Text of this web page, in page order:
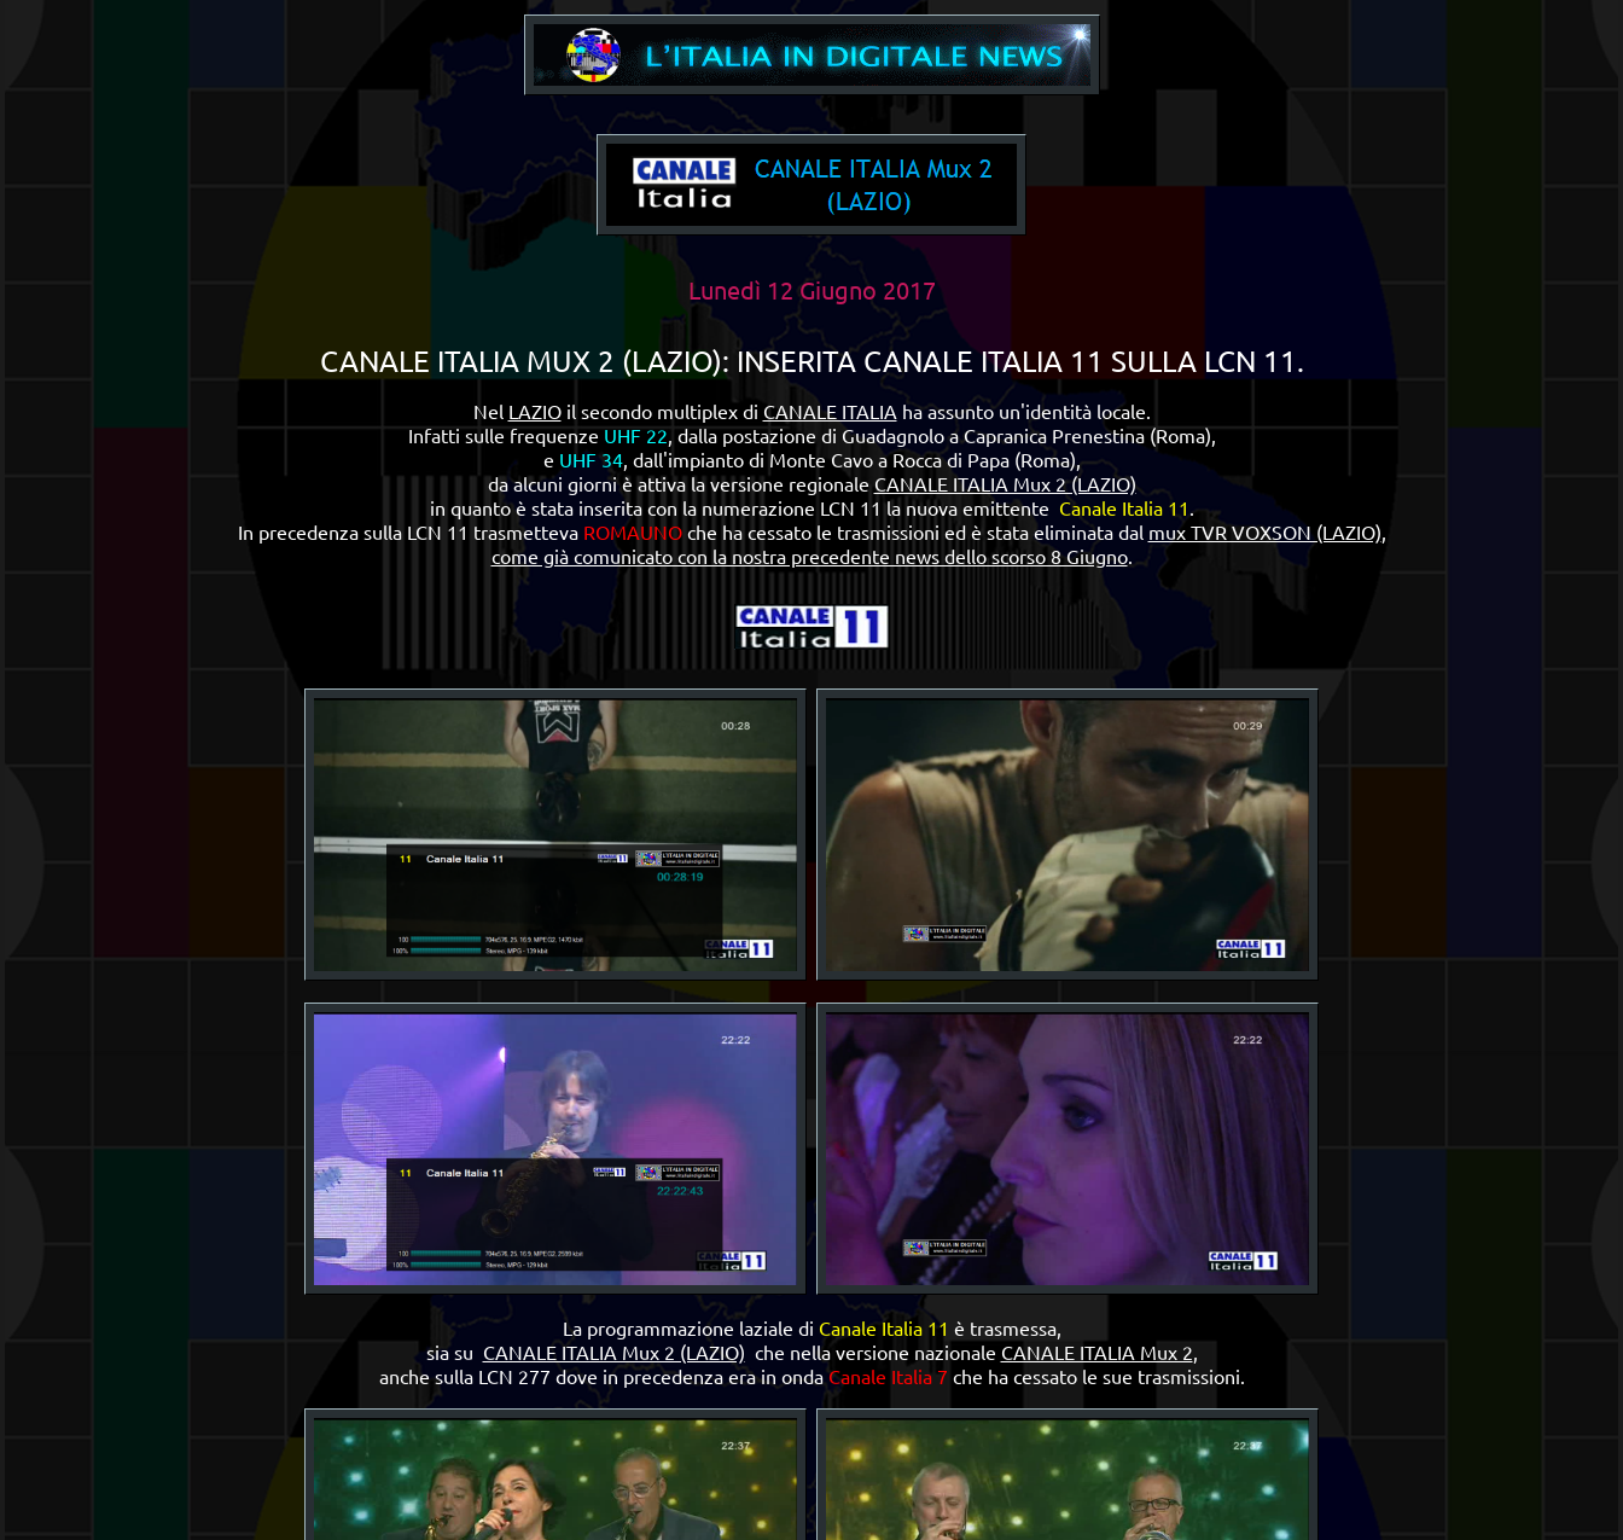
Lunedì 12 Giugno 2017
CANALE ITALIA MUX 2 (LAZIO): INSERITA CANALE ITALIA 11 SULLA LCN 11.
Nel LAZIOil secondo multiplex di CANALE ITALIA ha assunto un'identità locale.
Infatti sulle frequenzeUHF 22, dalla postazione di Guadagnolo a Capranica Prenestina (Roma),
e UHF 34, dall'impianto di Monte Cavo a Rocca di Papa (Roma),
da alcuni giorni è attiva la versione regionale CANALE ITALIA Mux 2 (LAZIO)
in quanto è stata inserita con la numerazione LCN 11 la nuova emittente Canale Italia 11 .
In precedenza sulla LCN 11 trasmetteva ROMAUNOche ha cessato le trasmissioni ed è stata eliminata dal mux TVR VOXSON (LAZIO),
come già comunicato con la nostra precedente news dello scorso 8 Giugno.
La programmazione laziale di Canale Italia 11 è trasmessa,
sia su CANALE ITALIA Mux 2 (LAZIO) che nella versione nazionale CANALE ITALIA Mux 2,
anche sulla LCN 277 dove in precedenza era in ondaCanale Italia 7 che ha cessato le sue trasmissioni.